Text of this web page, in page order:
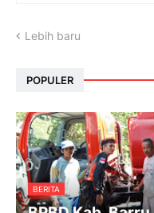
Lebih baru
POPULER
BERITA